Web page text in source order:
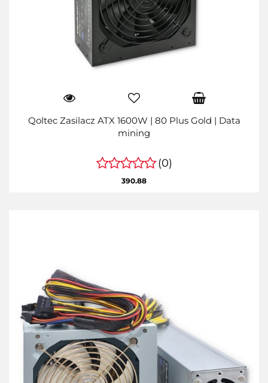
Qoltec Zasilacz ATX 1600W | 80 Plus Gold | Data
mining
(0)
390.88